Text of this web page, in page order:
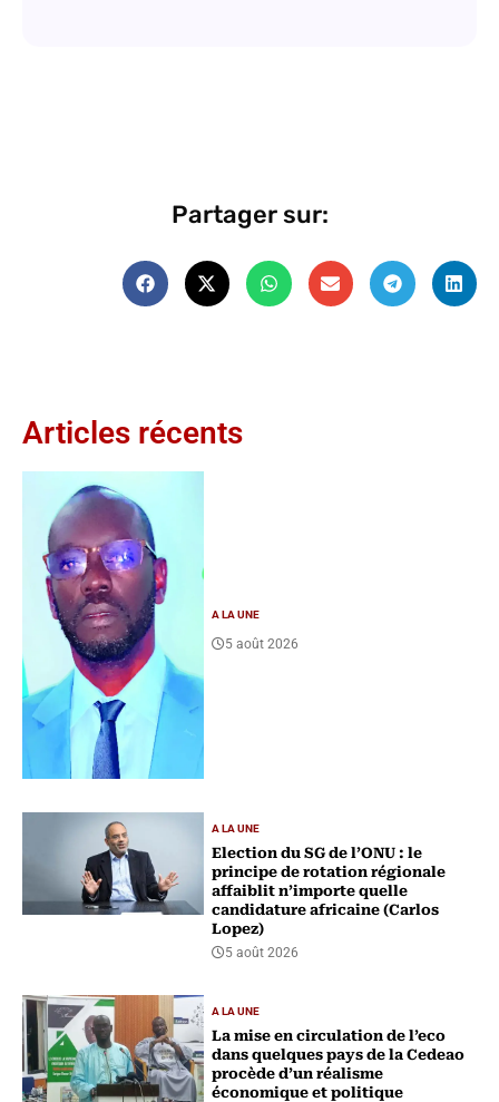
Partager sur:
Articles récents
A LA UNE
5 août 2026
A LA UNE
Election du SG de l’ONU : le
principe de rotation régionale
affaiblit n’importe quelle
candidature africaine (Carlos
Lopez)
5 août 2026
A LA UNE
La mise en circulation de l’eco
dans quelques pays de la Cedeao
procède d’un réalisme
économique et politique